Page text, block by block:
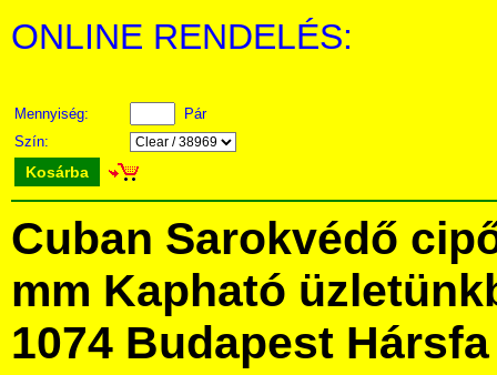
ONLINE RENDELÉS:
Mennyiség:
Pár
Szín:
Kosárba
Cuban Sarokvédő
mm Kapható
1074 Budapest